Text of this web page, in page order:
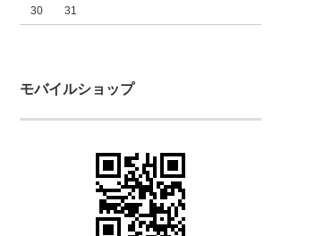
30 31
モバイルショップ